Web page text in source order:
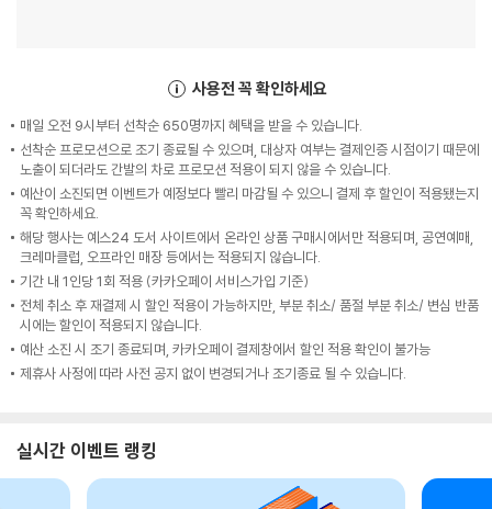
사용전 꼭 확인하세요
매일 오전 9시부터 선착순 650명까지 혜택을 받을 수 있습니다.
선착순 프로모션으로 조기 종료될 수 있으며, 대상자 여부는 결제인증 시점이기 때문에
노출이 되더라도 간발의 차로 프로모션 적용이 되지 않을 수 있습니다.
예산이 소진되면 이벤트가 예정보다 빨리 마감될 수 있으니 결제 후 할인이 적용됐는지
꼭 확인하세요.
해당 행사는 예스24 도서 사이트에서 온라인 상품 구매시에서만 적용되며, 공연예매,
크레마클럽, 오프라인 매장 등에서는 적용되지 않습니다.
기간 내 1인당 1회 적용 (카카오페이 서비스가입 기준)
전체 취소 후 재결제 시 할인 적용이 가능하지만, 부분 취소/ 품절 부분 취소/ 변심 반품
시에는 할인이 적용되지 않습니다.
예산 소진 시 조기 종료되며, 카카오페이 결제창에서 할인 적용 확인이 불가능
제휴사 사정에 따라 사전 공지 없이 변경되거나 조기종료 될 수 있습니다.
실시간 이벤트 랭킹